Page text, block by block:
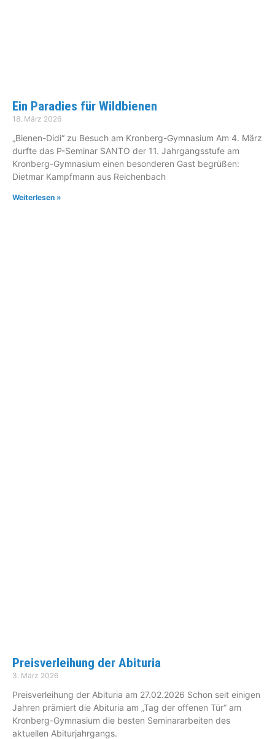
Ein Paradies für Wildbienen
18. März 2026
„Bienen-Didi“ zu Besuch am Kronberg-Gymnasium Am 4. März
durfte das P-Seminar SANTO der 11. Jahrgangsstufe am
Kronberg-Gymnasium einen besonderen Gast begrüßen:
Dietmar Kampfmann aus Reichenbach
Weiterlesen »
Preisverleihung der Abituria
3. März 2026
Preisverleihung der Abituria am 27.02.2026 Schon seit einigen
Jahren prämiert die Abituria am „Tag der offenen Tür“ am
Kronberg-Gymnasium die besten Seminararbeiten des
aktuellen Abiturjahrgangs.